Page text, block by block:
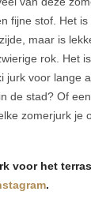
fijne stof. Het is
maar is
rok. Het
jurk voor lange
de stad? Of
zomerjurk je
voor het
.